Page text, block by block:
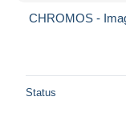
CHROMOS -
Status